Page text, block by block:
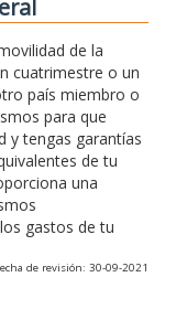
de la
cuatrimestre o un
país miembro o
para que
y tengas garantías
de tu
una
gastos de tu
de revisión: 30-09-2021